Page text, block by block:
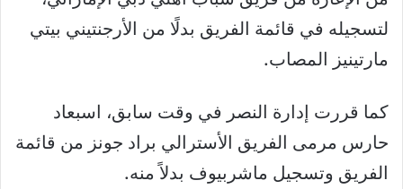
لتسجيله في قائمة الفريق بدلًا من الأرجنتيني بيتي
مارتينيز المصاب.
كما قررت إدارة النصر في وقت سابق، اسبعاد
حارس مرمى الفريق الأسترالي براد جونز من قائمة
الفريق وتسجيل ماشربيوف بدلاً منه.